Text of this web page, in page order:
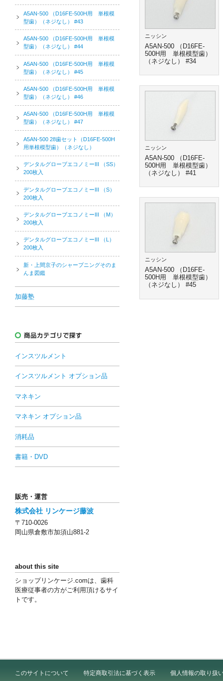
A5AN-500 （D16FE-500H用 単根模
型歯）（ネジなし） #43
A5AN-500 （D16FE-500H用 単根模
型歯）（ネジなし） #44
A5AN-500 （D16FE-500H用 単根模
型歯）（ネジなし） #45
A5AN-500 （D16FE-500H用 単根模
型歯）（ネジなし） #46
A5AN-500 （D16FE-500H用 単根模
型歯）（ネジなし） #47
A5AN-500 28歯セット（D16FE-500H
用単根模型歯）（ネジなし）
デンタルグローブエコノミーIII （SS）
200枚入
デンタルグローブエコノミーIII （S）
200枚入
デンタルグローブエコノミーIII （M）
200枚入
デンタルグローブエコノミーIII （L）
200枚入
新・上間京子のシャープニングそのま
んま図鑑
加藤塾
インスツルメント
インスツルメント オプション品
マネキン
マネキン オプション品
消耗品
書籍・DVD
販売・運営
株式会社 リンケージ藤波
〒710-0026
岡山県倉敷市加須山881-2
about this site
ショップリンケージ.comは、歯科
医療従事者の方がご利用頂けるサイ
トです。
ニッシン
A5AN-500 （D16FE-
500H用 単根模型歯）
（ネジなし） #34
ニッシン
A5AN-500 （D16FE-
500H用 単根模型歯）
（ネジなし） #41
ニッシン
A5AN-500 （D16FE-
500H用 単根模型歯）
（ネジなし） #45
このサイトについて 特定商取引法に基づく表示 個人情報の取り扱